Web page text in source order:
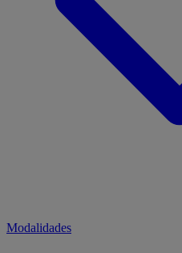
Modalidades